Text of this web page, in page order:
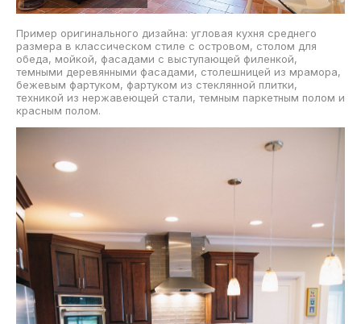
Пример оригинального дизайна: угловая кухня среднего
размера в классическом стиле с островом, столом для
обеда, мойкой, фасадами с выступающей филенкой,
темными деревянными фасадами, столешницей из мрамора,
бежевым фартуком, фартуком из стеклянной плитки,
техникой из нержавеющей стали, темным паркетным полом и
красным полом.